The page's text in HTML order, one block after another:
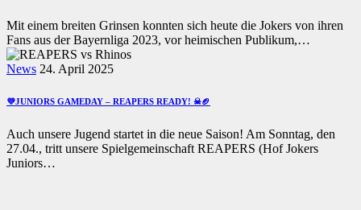
Mit einem breiten Grinsen konnten sich heute die Jokers von ihren
Fans aus der Bayernliga 2023, vor heimischen Publikum,…
News 24. April 2025
💜JUNIORS GAMEDAY – REAPERS READY! ☠🏈
Auch unsere Jugend startet in die neue Saison! Am Sonntag, den
27.04., tritt unsere Spielgemeinschaft REAPERS (Hof Jokers
Juniors…